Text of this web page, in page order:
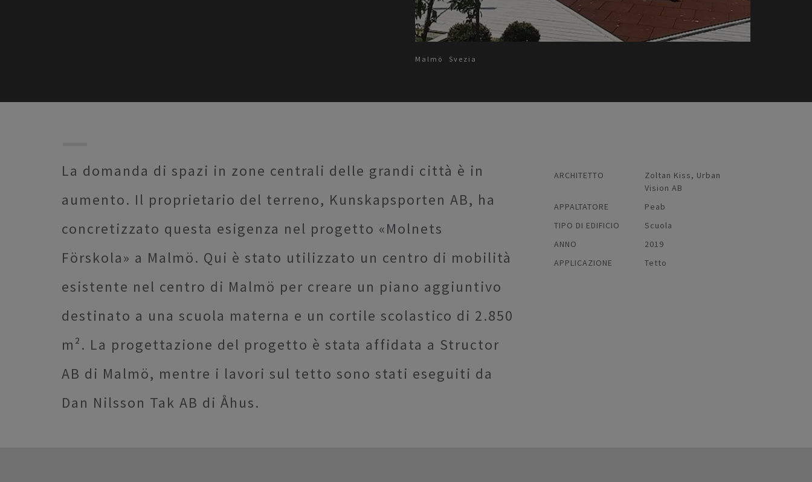
Malmö Svezia
La domanda di spazi in zone centrali delle grandi città è in
aumento. Il proprietario del terreno, Kunskapsporten AB, ha
concretizzato questa esigenza nel progetto «Molnets
Förskola» a Malmö. Qui è stato utilizzato un centro di mobilità
esistente nel centro di Malmö per creare un piano aggiuntivo
destinato a una scuola materna e un cortile scolastico di 2.850
m². La progettazione del progetto è stata affidata a Structor
AB di Malmö, mentre i lavori sul tetto sono stati eseguiti da
Dan Nilsson Tak AB di Åhus.
ARCHITETTO
Zoltan Kiss, Urban
Vision AB
APPALTATORE
Peab
TIPO DI EDIFICIO
Scuola
ANNO
2019
APPLICAZIONE
Tetto